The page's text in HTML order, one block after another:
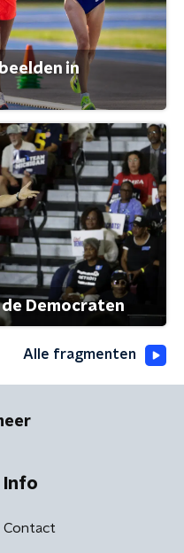
in
Democraten
Alle fragmenten
Info
Contact